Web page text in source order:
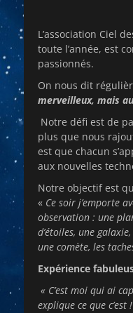
L’association Ciel
toute l’année, est
passionnés.
On nous dit
merveilleux, mais
Notre défi est de
plus que nous
est que chacun
aux nouvelles
Notre objectif est
« Ce soir j’emporte
observation : une
d’étoiles, une
une comète, les
Expérience
« C’est moi qui ai
explique ce que c’est !